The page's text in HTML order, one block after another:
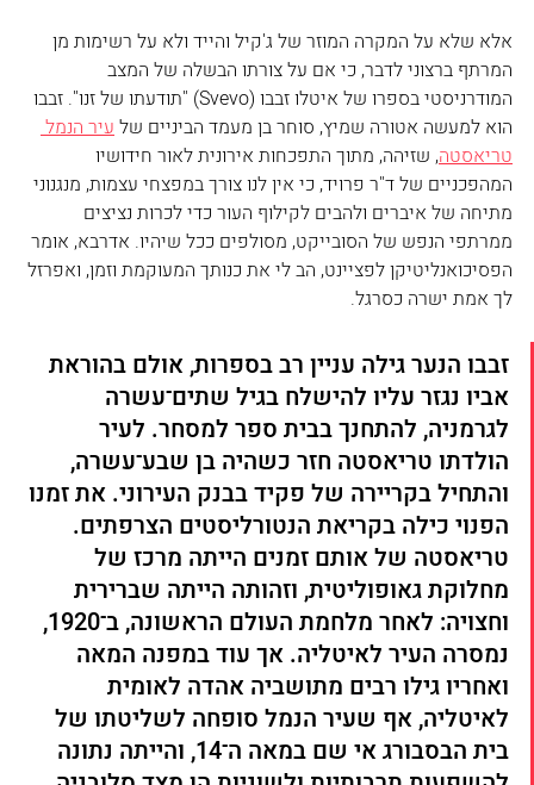
אלא שלא על המקרה המוזר של ג'קיל והייד ולא על רשימות מן
המרתף ברצוני לדבר, כי אם על צורתו הבשלה של המצב
המודרניסטי בספרו של איטלו זבבו (Svevo) "תודעתו של זנו". זבבו
הוא למעשה אטורה שמיץ, סוחר בן מעמד הביניים של עיר הנמל
טריאסטה, שזיהה, מתוך התפכחות אירונית לאור חידושיו
המהפכניים של ד"ר פרויד, כי אין לנו צורך במפצחי עצמות, מנגנוני
מתיחה של איברים ולהבים לקילוף העור כדי לכרות נציצים
ממרתפי הנפש של הסובייקט, מסולפים ככל שיהיו. אדרבא, אומר
הפסיכואנליטיקן לפציינט, הב לי את כנותך המעוקמת וזמן, ואפרזל
לך אמת ישרה כסרגל.
זבבו הנער גילה עניין רב בספרות, אולם בהוראת
אביו נגזר עליו להישלח בגיל שתים־עשרה
לגרמניה, להתחנך בבית ספר למסחר. לעיר
הולדתו טריאסטה חזר כשהיה בן שבע־עשרה,
והתחיל בקריירה של פקיד בבנק העירוני. את זמנו
הפנוי כילה בקריאת הנטורליסטים הצרפתים.
טריאסטה של אותם זמנים הייתה מרכז של
מחלוקת גאופוליטית, וזהותה הייתה שברירית
וחצויה: לאחר מלחמת העולם הראשונה, ב־1920,
נמסרה העיר לאיטליה. אך עוד במפנה המאה
ואחריו גילו רבים מתושביה אהדה לאומית
לאיטליה, אף שעיר הנמל סופחה לשליטתו של
בית הבסבורג אי שם במאה ה־14, והייתה נתונה